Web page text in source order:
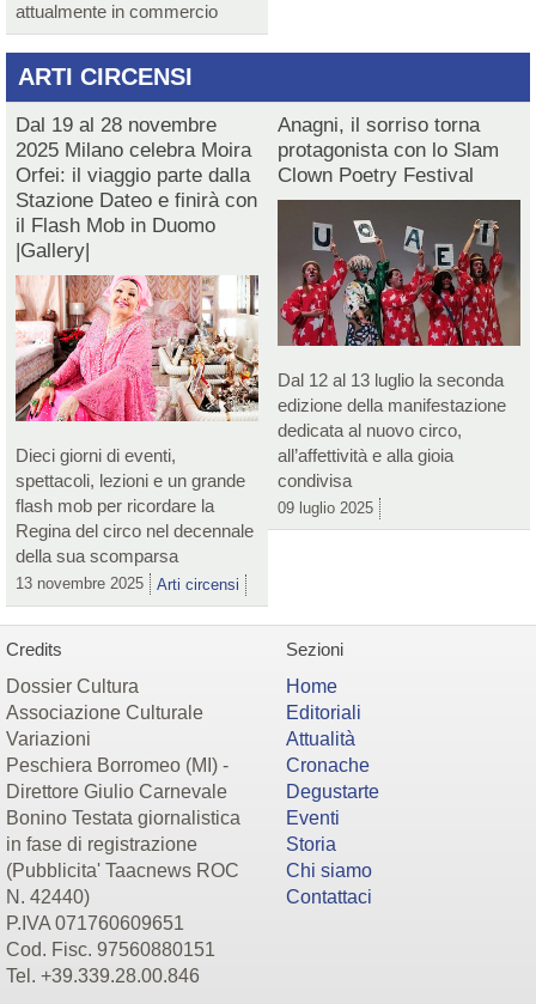
attualmente in commercio
ARTI CIRCENSI
Dal 19 al 28 novembre
2025 Milano celebra Moira
Orfei: il viaggio parte dalla
Stazione Dateo e finirà con
il Flash Mob in Duomo
|Gallery|
Dieci giorni di eventi,
spettacoli, lezioni e un grande
flash mob per ricordare la
Regina del circo nel decennale
della sua scomparsa
13 novembre 2025 Arti circensi
Anagni, il sorriso torna
protagonista con lo Slam
Clown Poetry Festival
Dal 12 al 13 luglio la seconda
edizione della manifestazione
dedicata al nuovo circo,
all’affettività e alla gioia
condivisa
09 luglio 2025
Credits
Dossier Cultura
Associazione Culturale
Variazioni
Peschiera Borromeo (MI) -
Direttore Giulio Carnevale
Bonino Testata giornalistica
in fase di registrazione
(Pubblicita' Taacnews ROC
N. 42440)
P.IVA 071760609651
Cod. Fisc. 97560880151
Tel. +39.339.28.00.846
Sezioni
Home
Editoriali
Attualità
Cronache
Degustarte
Eventi
Storia
Chi siamo
Contattaci